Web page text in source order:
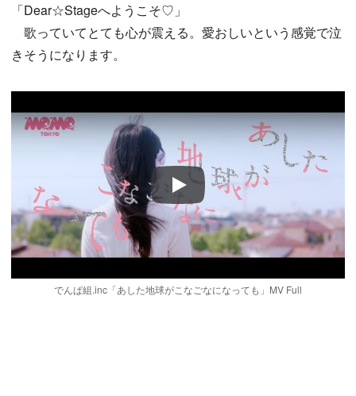
「Dear☆Stageへようこそ♡」
歌っていてとても心が震える。愛おしいという感覚で泣
きそうになります。
Play
でんぱ組.inc「あした地球がこなごなになっても」MV Full